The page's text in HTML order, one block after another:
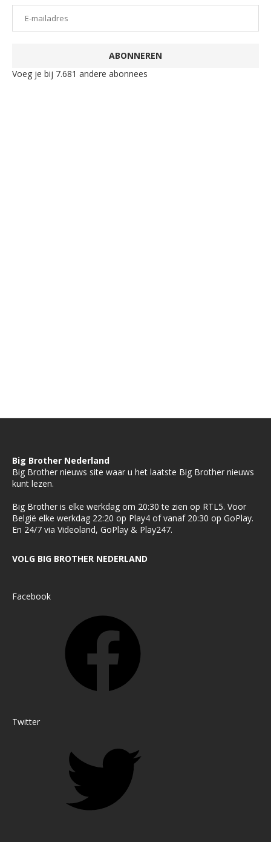
ABONNEREN
Voeg je bij 7.681 andere abonnees
Big Brother Nederland
Big Brother nieuws site waar u het laatste Big Brother nieuws
kunt lezen.
Big Brother is elke werkdag om 20:30 te zien op RTL5. Voor
België elke werkdag 22:20 op Play4 of vanaf 20:30 op GoPlay.
En 24/7 via Videoland, GoPlay & Play247.
VOLG BIG BROTHER NEDERLAND
Facebook
Twitter